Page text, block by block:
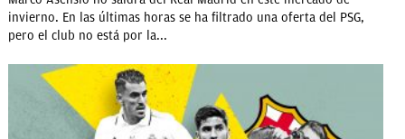
invierno. En las últimas horas se ha filtrado una oferta del PSG,
pero el club no está por la...